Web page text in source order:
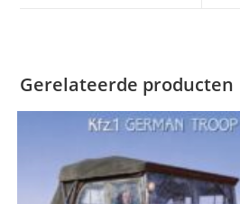
Gerelateerde producten